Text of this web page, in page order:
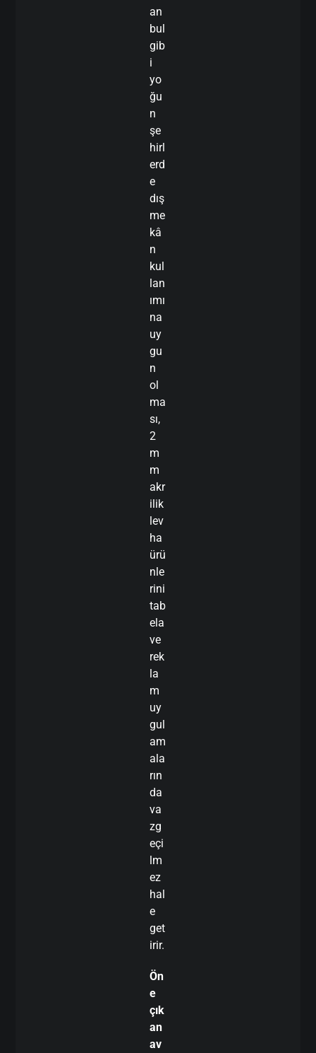
an
bul
gib
i
yo
ğu
n
şe
hirl
erd
e
dış
me
kâ
n
kul
lan
ımı
na
uy
gu
n
ol
ma
sı,
2
m
m
akr
ilik
lev
ha
ürü
nle
rini
tab
ela
ve
rek
la
m
uy
gul
am
ala
rın
da
va
zg
eçi
lm
ez
hal
e
get
irir.
Ön
e
çık
an
av